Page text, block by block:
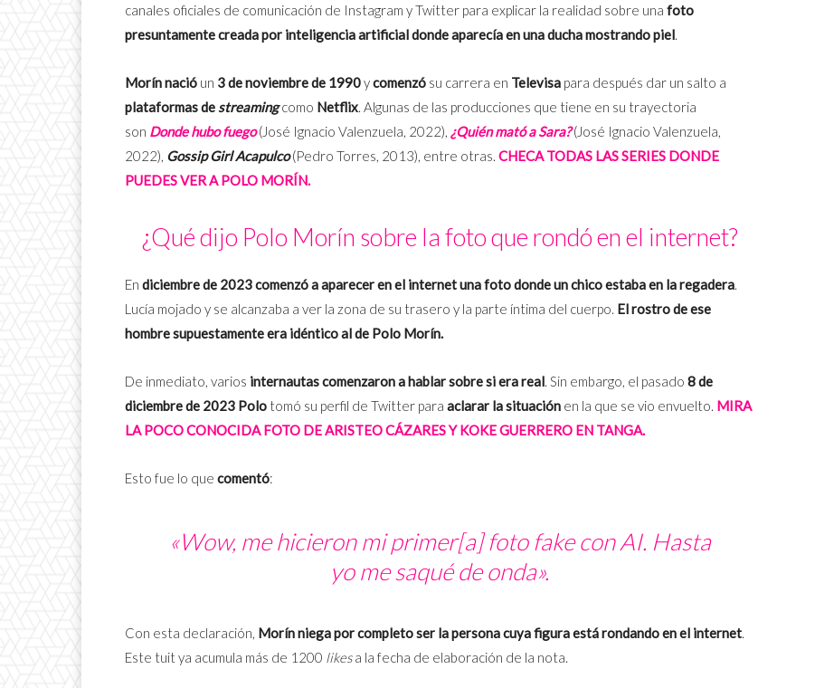
canales oficiales de comunicación de Instagram y Twitter para explicar la realidad sobre una foto
presuntamente creada por inteligencia artificial donde aparecía en una ducha mostrando piel.
Morín nació un 3 de noviembre de 1990ycomenzó su carrera en Televisa para después dar un salto a
plataformas destreamingcomo Netflix. Algunas de las producciones que tiene en su trayectoria
son Donde hubo fuego(José Ignacio Valenzuela, 2022), ¿Quién mató a Sara?(José Ignacio Valenzuela,
2022), Gossip Girl Acapulco(Pedro Torres, 2013), entre otras. CHECA TODAS LAS SERIES DONDE
PUEDES VER A POLO MORÍN.
¿Qué dijo Polo Morín sobre la foto que rondó en el internet?
En diciembre de 2023 comenzó a aparecer en el internet una foto donde un chico estaba en la regadera.
Lucía mojado y se alcanzaba a ver la zona de su trasero y la parte íntima del cuerpo. El rostro de ese
hombre supuestamente era idéntico al de Polo Morín.
De inmediato, varios internautas comenzaron a hablar sobre si era real. Sin embargo, el pasado 8 de
diciembre de 2023 Polo tomó su perfil de Twitter para aclarar la situación en la que se vio envuelto. MIRA
LA POCO CONOCIDA FOTO DE ARISTEO CÁZARES Y KOKE GUERRERO EN TANGA.
Esto fue lo que comentó:
«Wow, me hicieron mi primer[a] foto fake con AI. Hasta
yo me saqué de onda».
Con esta declaración, Morín niega por completo ser la persona cuya figura está rondando en el internet.
Este tuit ya acumula más de 1200 likesa la fecha de elaboración de la nota.